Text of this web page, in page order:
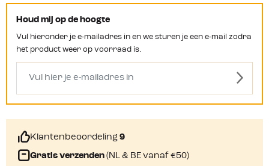
Houd mij op de hoogte
Vul hieronder je e-mailadres in en we sturen je een e-mail zodra
het product weer op voorraad is.
Klantenbeoordeling 9
Gratis verzenden (NL & BE vanaf €50)